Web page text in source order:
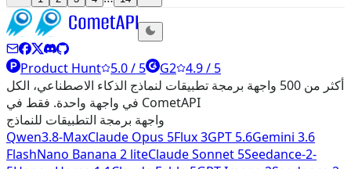
Product Hunt 5.0 / 5 G2 4.9 / 5
أكثر من 500 واجهة برمجة تطبيقات لنماذج الذكاء الاصطناعي، الكل
في واجهة واحدة. فقط في CometAPI
واجهة برمجة التطبيقات للنماذج
Qwen3.8-MaxClaude Opus 5Flux 3GPT 5.6Gemini 3.6
FlashNano Banana 2 liteClaude Sonnet 5Seedance-2-